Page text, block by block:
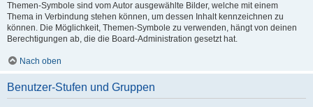
Themen-Symbole sind vom Autor ausgewählte Bilder, welche mit einem
Thema in Verbindung stehen können, um dessen Inhalt kennzeichnen zu
können. Die Möglichkeit, Themen-Symbole zu verwenden, hängt von deinen
Berechtigungen ab, die die Board-Administration gesetzt hat.
Nach oben
Benutzer-Stufen und Gruppen